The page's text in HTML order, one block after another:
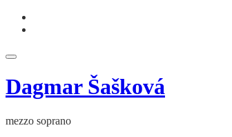
Aller
Déplier
navigation
Dagmar Šašková
mezzo soprano